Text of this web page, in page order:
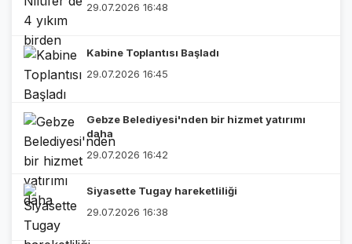
29.07.2026 16:48
Kabine Toplantısı Başladı
29.07.2026 16:45
Gebze Belediyesi'nden bir hizmet yatırımı
daha
29.07.2026 16:42
Siyasette Tugay hareketliliği
29.07.2026 16:38